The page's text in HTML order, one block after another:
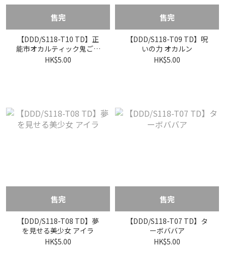
售完
【DDD/S118-T10 TD】正
能市オカルティック鬼ごっ
こ
HK$5.00
售完
【DDD/S118-T09 TD】呪
いの力 オカルン
HK$5.00
售完
【DDD/S118-T08 TD】夢
を見せる美少女 アイラ
HK$5.00
售完
【DDD/S118-T07 TD】タ
ーボババア
HK$5.00